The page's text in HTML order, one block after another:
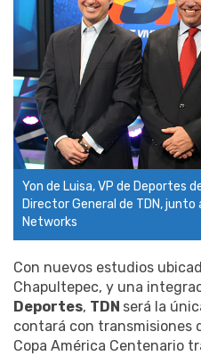
Yon de Luisa, VP de Deportes
Director General de TDN, junto
Networks
Con nuevos estudios
Chapultepec, y una
Deportes, TDN será la
contará con transmisiones
Copa América Centenario